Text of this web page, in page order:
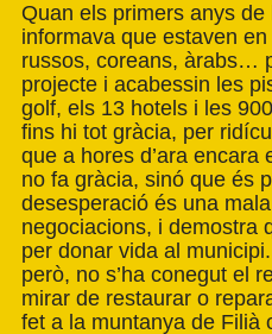
Quan els primers anys de
informava que estaven
russos, coreans, àrabs…
projecte i acabessin les
golf, els 13 hotels i les
fins hi tot gràcia, per
que a hores d’ara encara
no fa gràcia, sinó que és
desesperació és una
negociacions, i demostra
per donar vida al
però, no s’ha conegut el
mirar de restaurar o
fet a la muntanya de Filià